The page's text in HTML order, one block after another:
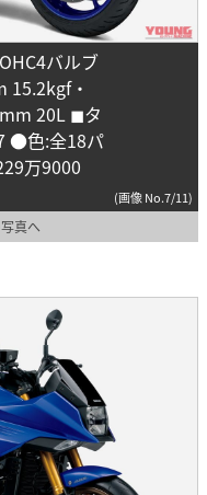
バルブ
15.2kgf・
20L ◼︎タ
●色:全18パ
万9000
(画像 No.7/11)
真へ